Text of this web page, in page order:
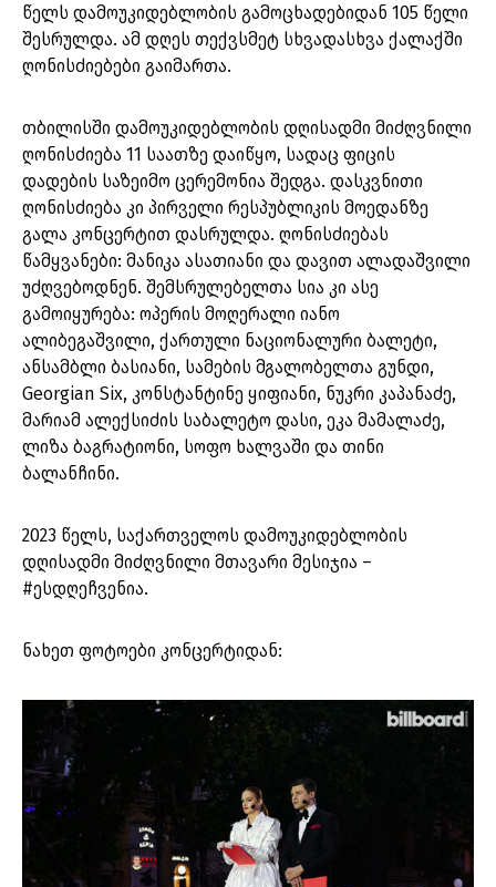
წელს დამოუკიდებლობის გამოცხადებიდან 105 წელი
შესრულდა. ამ დღეს თექვსმეტ სხვადასხვა ქალაქში
ღონისძიებები გაიმართა.
თბილისში დამოუკიდებლობის დღისადმი მიძღვნილი
ღონისძიება 11 საათზე დაიწყო, სადაც ფიცის
დადების საზეიმო ცერემონია შედგა. დასკვნითი
ღონისძიება კი პირველი რესპუბლიკის მოედანზე
გალა კონცერტით დასრულდა. ღონისძიებას
წამყვანები: მანიკა ასათიანი და დავით ალადაშვილი
უძღვებოდნენ. შემსრულებელთა სია კი ასე
გამოიყურება: ოპერის მოღერალი იანო
ალიბეგაშვილი, ქართული ნაციონალური ბალეტი,
ანსამბლი ბასიანი, სამების მგალობელთა გუნდი,
Georgian Six, კონსტანტინე ყიფიანი, ნუკრი კაპანაძე,
მარიამ ალექსიძის საბალეტო დასი, ეკა მამალაძე,
ლიზა ბაგრატიონი, სოფო ხალვაში და თინი
ბალანჩინი.
2023 წელს, საქართველოს დამოუკიდებლობის
დღისადმი მიძღვნილი მთავარი მესიჯია –
#ესდღეჩვენია.
ნახეთ ფოტოები კონცერტიდან: